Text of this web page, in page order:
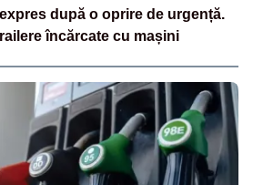
după o oprire de urgență.
încărcate cu mașini